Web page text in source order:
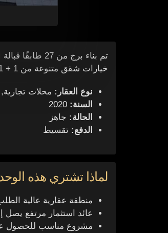
خيارات شقق متنوعة من 1 + 1 إلى 3 + 1 مع تراس خاص .
نوع العقار: محلات
السنة:
الحالة: جاهز
الدفع: تقسيط
لماذا تشتري هذه
منطقة عقارية عالية
عائد استثمار مرتفع يصل إلى
مشروع مناسب للحصول